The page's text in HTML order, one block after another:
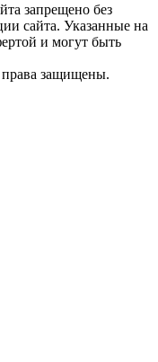
запрещено без
сайта. Указанные на
и могут быть
защищены.